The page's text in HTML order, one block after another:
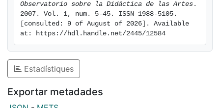
Observatorio sobre la Didáctica de las Artes .
2007. Vol. 1, num. 5-45. ISSN 1988-5105.
[consulted: 9 of August of 2026]. Available
at: https://hdl.handle.net/2445/12584
Estadístiques
Exportar metadades